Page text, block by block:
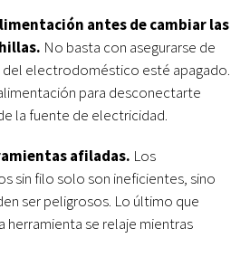
antes de cambiar las
No basta con asegurarse de
electrodoméstico esté apagado.
para desconectarte
la fuente de electricidad.
afiladas. Los
sin filo solo son ineficientes, sino
ser peligrosos. Lo último que
herramienta se relaje mientras